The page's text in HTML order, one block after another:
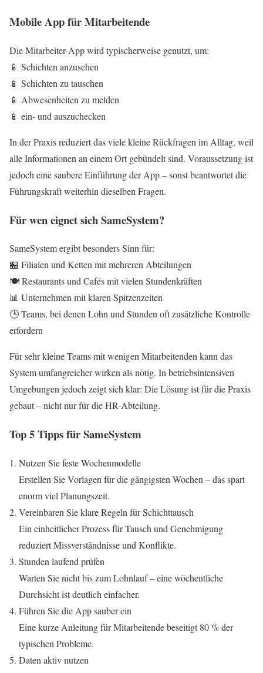
Mobile App für Mitarbeitende
Die Mitarbeiter-App wird typischerweise genutzt, um:
📱 Schichten anzusehen
📱 Schichten zu tauschen
📱 Abwesenheiten zu melden
📱 ein- und auszuchecken
In der Praxis reduziert das viele kleine Rückfragen im Alltag, weil
alle Informationen an einem Ort gebündelt sind. Voraussetzung ist
jedoch eine saubere Einführung der App – sonst beantwortet die
Führungskraft weiterhin dieselben Fragen.
Für wen eignet sich SameSystem?
SameSystem ergibt besonders Sinn für:
🏪 Filialen und Ketten mit mehreren Abteilungen
🍽️ Restaurants und Cafés mit vielen Stundenkräften
📊 Unternehmen mit klaren Spitzenzeiten
🕒 Teams, bei denen Lohn und Stunden oft zusätzliche Kontrolle
erfordern
Für sehr kleine Teams mit wenigen Mitarbeitenden kann das
System umfangreicher wirken als nötig. In betriebsintensiven
Umgebungen jedoch zeigt sich klar: Die Lösung ist für die Praxis
gebaut – nicht nur für die HR-Abteilung.
Top 5 Tipps für SameSystem
Nutzen Sie feste Wochenmodelle
Erstellen Sie Vorlagen für die gängigsten Wochen – das spart
enorm viel Planungszeit.
Vereinbaren Sie klare Regeln für Schichttausch
Ein einheitlicher Prozess für Tausch und Genehmigung
reduziert Missverständnisse und Konflikte.
Stunden laufend prüfen
Warten Sie nicht bis zum Lohnlauf – eine wöchentliche
Durchsicht ist deutlich einfacher.
Führen Sie die App sauber ein
Eine kurze Anleitung für Mitarbeitende beseitigt 80 % der
typischen Probleme.
Daten aktiv nutzen